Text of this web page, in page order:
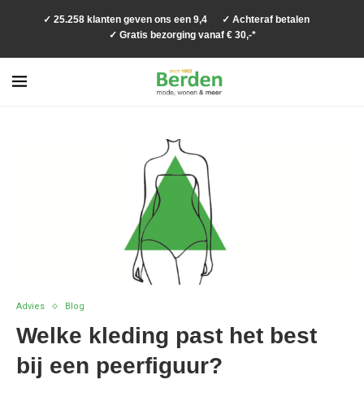
✓ 25.258 klanten geven ons een 9,4
✓ Achteraf betalen
✓ Gratis bezorging vanaf € 30,-*
Advies Blog
Welke kleding past het best
bij een peerfiguur?